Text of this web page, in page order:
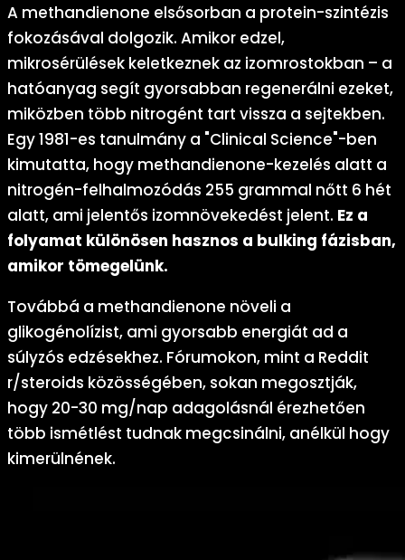
A methandienone elsősorban a protein-szintézis
fokozásával dolgozik. Amikor edzel,
mikrosérülések keletkeznek az izomrostokban – a
hatóanyag segít gyorsabban regenerálni ezeket,
miközben több nitrogént tart vissza a sejtekben.
Egy 1981-es tanulmány a "Clinical Science"-ben
kimutatta, hogy methandienone-kezelés alatt a
nitrogén-felhalmozódás 255 grammal nőtt 6 hét
alatt, ami jelentős izomnövekedést jelent. Ez a
folyamat különösen hasznos a bulking fázisban,
amikor tömegelünk.
Továbbá a methandienone növeli a
glikogénolízist, ami gyorsabb energiát ad a
súlyzós edzésekhez. Fórumokon, mint a Reddit
r/steroids közösségében, sokan megosztják,
hogy 20-30 mg/nap adagolásnál érezhetően
több ismétlést tudnak megcsinálni, anélkül hogy
kimerülnének.